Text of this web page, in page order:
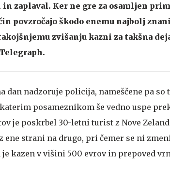
zaplaval. Ker ne gre za osamljen
povzročajo škodo enemu najbolj
zvišanju kazni za takšna
dan nadzoruje policija, nameščene pa so
posameznikom še vedno uspe
je poskrbel 30-letni turist z Nove
ene strani na drugo, pri čemer se ni
kazen v višini 500 evrov in prepoved